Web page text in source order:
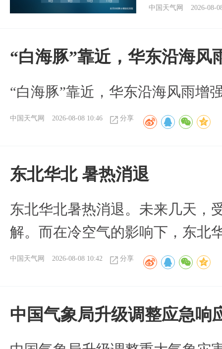
中国天气网 2026-08-
“白海豚”靠近，华东沿海风
“白海豚”靠近，华东沿海风雨增
中国天气网 2026-08-08 10:46 分享
​东北华北 暑热消退
东北华北暑热消退。未来几天，
解。而在冷空气的影响下，东北
中国天气网 2026-08-08 10:42 分享
中国气象局升级调整应急响